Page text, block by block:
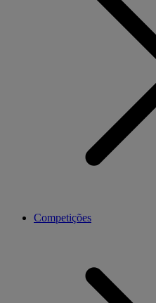
Competições